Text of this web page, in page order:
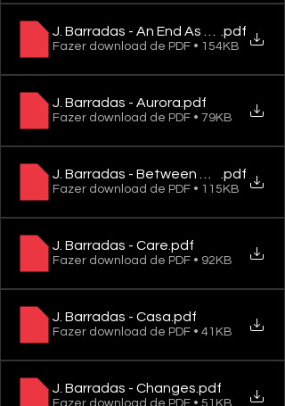
J. Barradas - An End As A New
.pdf
Fazer download de PDF • 154KB
J. Barradas - Aurora .pdf
Fazer download de PDF • 79KB
J. Barradas - Between Myself And I
.pdf
Fazer download de PDF • 115KB
J. Barradas - Care .pdf
Fazer download de PDF • 92KB
J. Barradas - Casa .pdf
Fazer download de PDF • 41KB
J. Barradas - Changes .pdf
Fazer download de PDF • 51KB